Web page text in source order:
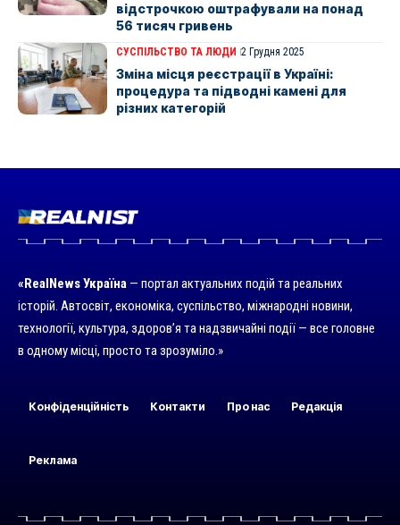
відстрочкою оштрафували на понад
56 тисяч гривень
СУСПІЛЬСТВО ТА ЛЮДИ 2 Грудня 2025
Зміна місця реєстрації в Україні:
процедура та підводні камені для
різних категорій
«RealNews Україна — портал актуальних подій та реальних
історій. Автосвіт, економіка, суспільство, міжнародні новини,
технології, культура, здоров’я та надзвичайні події — все головне
в одному місці, просто та зрозуміло.»
Конфіденційність Контакти Про нас Редакція
Реклама